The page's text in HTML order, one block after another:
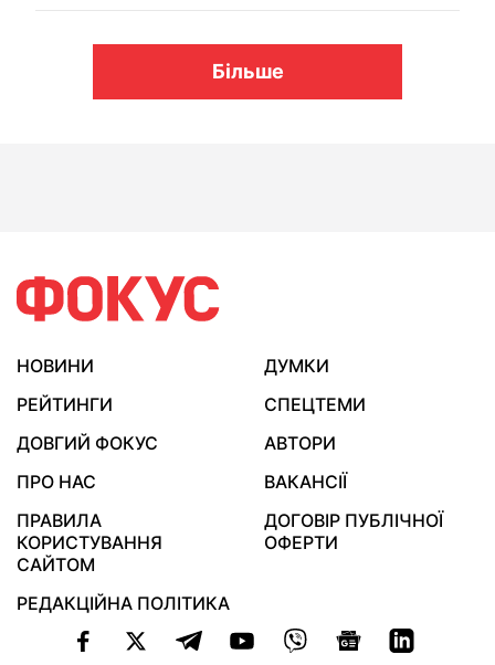
Більше
НОВИНИ
ДУМКИ
РЕЙТИНГИ
СПЕЦТЕМИ
ДОВГИЙ ФОКУС
АВТОРИ
ПРО НАС
ВАКАНСІЇ
ПРАВИЛА
КОРИСТУВАННЯ
САЙТОМ
ДОГОВІР ПУБЛІЧНОЇ
ОФЕРТИ
РЕДАКЦІЙНА ПОЛІТИКА